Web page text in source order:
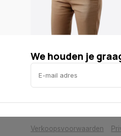
We houden je
Verkoopsvoorwaarden